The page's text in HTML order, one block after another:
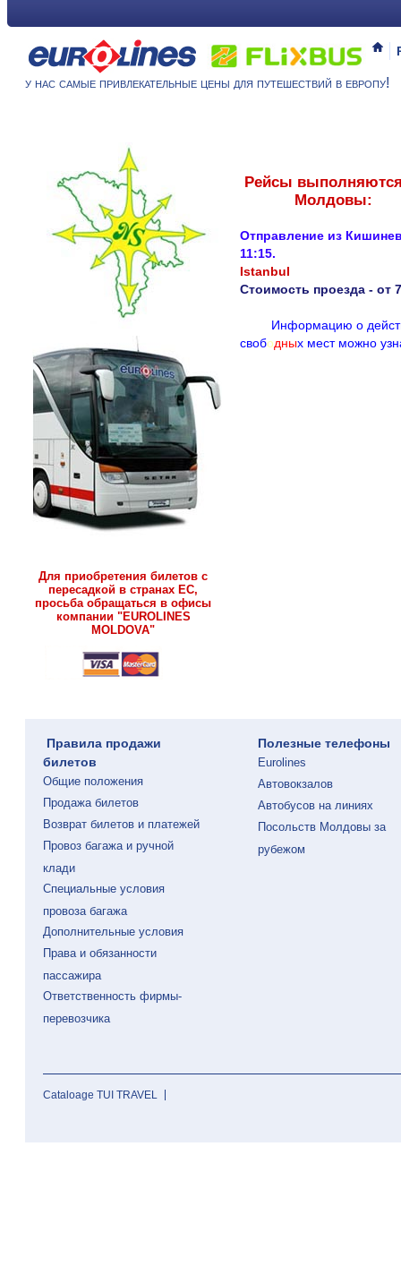
у нас самые привлекательные цены для путешествий в европу!
Для приобретения билетов с
пересадкой в странах ЕС,
просьба обращаться в офисы
компании "EUROLINES
MOLDOVA"
Рейсы
Молдовы:
Отправление из
11:15.
Istanbul
Стоимость проезда - от
Информацию о дейст
свободных мест можно узн
Правила продажи
билетов
Общие положения
Продажа билетов
Возврат билетов и платежей
Провоз багажа и ручной
клади
Специальные условия
провоза багажа
Дополнительные условия
Права и обязанности
пассажира
Ответственность фирмы-
перевозчика
Полезные телефоны
Eurolines
Автовокзалов
Автобусов на линиях
Посольств Молдовы за
рубежом
Cataloage TUI TRAVEL